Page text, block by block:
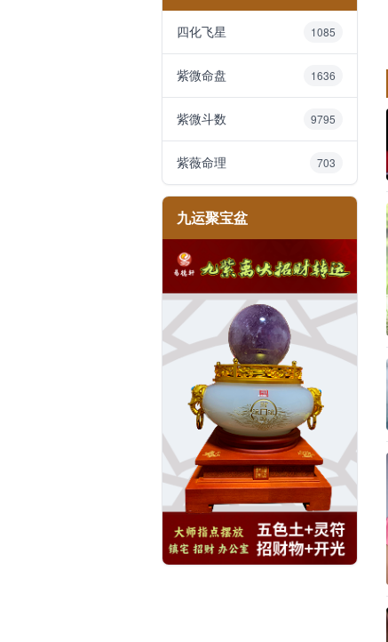
四化飞星 1085
紫微命盘 1636
紫微斗数 9795
紫薇命理 703
九运聚宝盆